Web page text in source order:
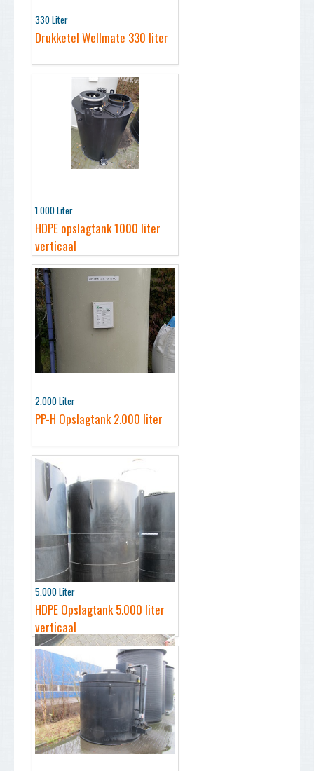
330 Liter
Drukketel Wellmate 330 liter
1.000 Liter
HDPE opslagtank 1000 liter
verticaal
2.000 Liter
PP-H Opslagtank 2.000 liter
5.000 Liter
HDPE Opslagtank 5.000 liter
verticaal